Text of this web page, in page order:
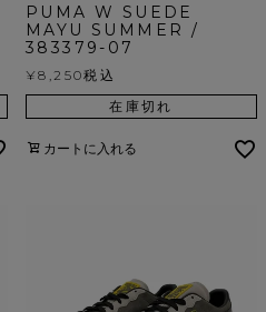
PUMA W SUEDE
MAYU SUMMER /
383379-07
¥8,250税込
在庫切れ
カートに入れる